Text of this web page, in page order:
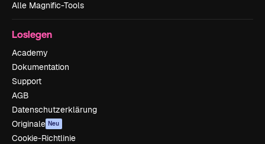
Alle Magnific-Tools
Loslegen
Academy
Dokumentation
Support
AGB
Datenschutzerklärung
Originale Neu
Cookie-Richtlinie